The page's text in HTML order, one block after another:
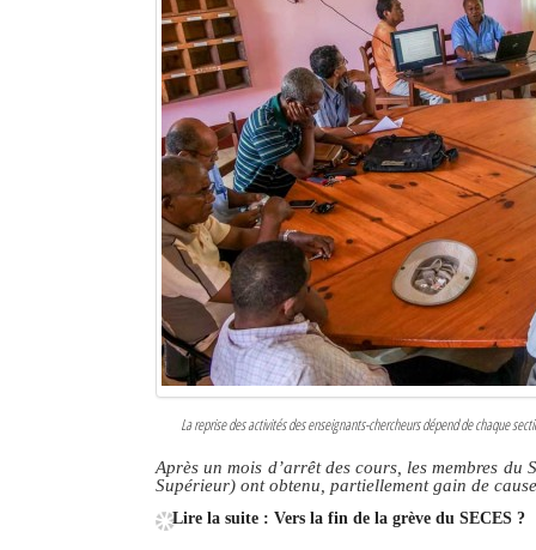
La reprise des activités des enseignants-chercheurs dépend de chaque
Après un mois d’arrêt des cours, les membres du
Supérieur) ont obtenu, partiellement gain de cause
Lire la suite : Vers la fin de la grève du SECES ?